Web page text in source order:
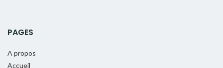
PAGES
A propos
Accueil